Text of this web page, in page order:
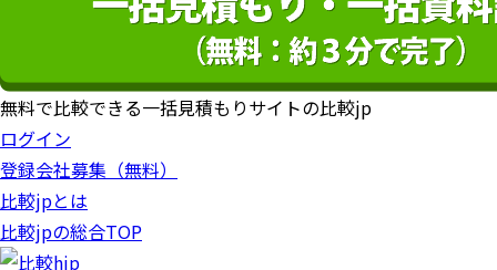
無料で比較できる一括見積もりサイトの比較jp
ログイン
登録会社募集（無料）
比較jpとは
比較jpの総合TOP